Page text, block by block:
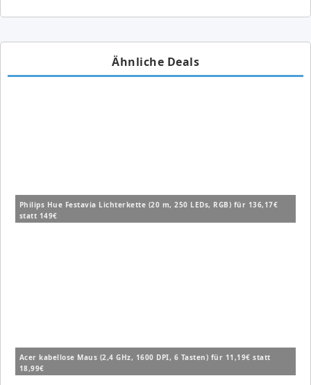
Ähnliche Deals
Philips Hue Festavia Lichterkette (20 m, 250 LEDs, RGB) für 136,17€
statt 149€
Acer kabellose Maus (2,4 GHz, 1600 DPI, 6 Tasten) für 11,19€ statt
18,99€